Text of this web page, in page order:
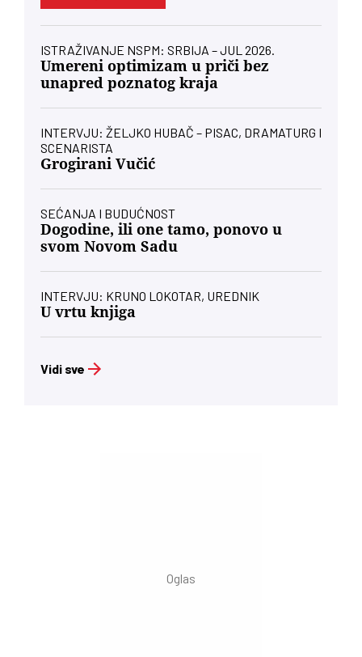
ISTRAŽIVANJE NSPM: SRBIJA – JUL 2026.
Umereni optimizam u priči bez
unapred poznatog kraja
INTERVJU: ŽELJKO HUBAČ – PISAC, DRAMATURG I
SCENARISTA
Grogirani Vučić
SEĆANJA I BUDUĆNOST
Dogodine, ili one tamo, ponovo u
svom Novom Sadu
INTERVJU: KRUNO LOKOTAR, UREDNIK
U vrtu knjiga
Vidi sve